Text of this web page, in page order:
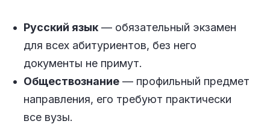
Русский язык — обязательный экзамен
для всех абитуриентов, без него
документы не примут.
Обществознание — профильный предмет
направления, его требуют практически
все вузы.